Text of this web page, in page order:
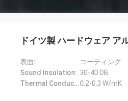
ドイツ製 ハードウェア ア
表面:
コーティング
Sound Insulation: 30-40 DB
Thermal Conductivity: 0.2-0.3 W/mK